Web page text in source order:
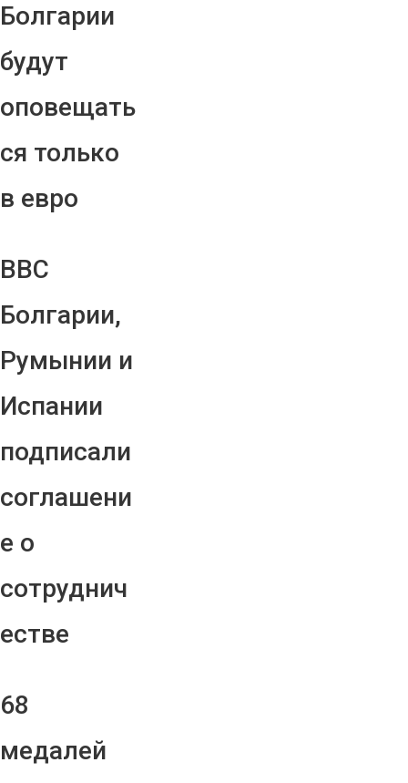
Болгарии
будут
оповещать
ся только
в евро
ВВС
Болгарии,
Румынии и
Испании
подписали
соглашени
е о
сотруднич
естве
68
медалей